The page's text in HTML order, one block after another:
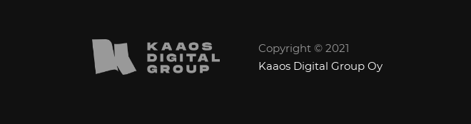
Copyright © 2021
Kaaos Digital Group Oy